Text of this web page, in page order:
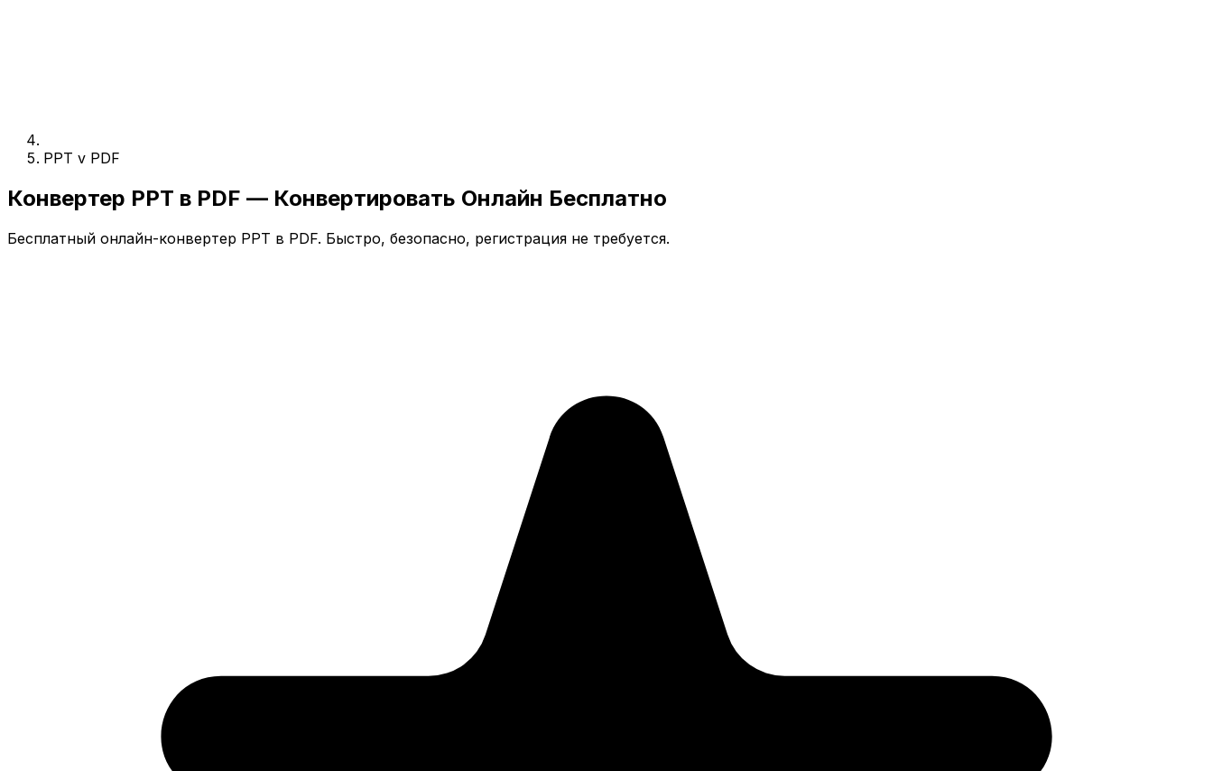
PPT v PDF
Конвертер PPT в PDF — Конвертировать Онлайн Бесплатно
Бесплатный онлайн-конвертер PPT в PDF. Быстро, безопасно, регистрация не требуется.